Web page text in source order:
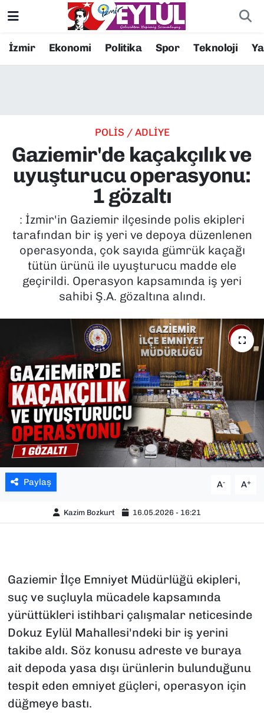
İzmir Ekonomi Politika Spor Teknoloji
POLİS / ADLİYE
Gaziemir'de kaçakçılık ve
uyuşturucu operasyonu:
1 gözaltı
: İzmir'in Gaziemir ilçesinde polis ekipleri
tarafından bir iş yeri ve depoya düzenlenen
operasyonda, çok sayıda gümrük kaçağı
tütün ürünü ile uyuşturucu madde ele
geçirildi. Operasyon kapsamında iş yeri
sahibi Ş.A. gözaltına alındı.
Paylaş A- A+
Kazim Bozkurt 16.05.2026 - 16:21
Gaziemir İlçe Emniyet Müdürlüğü ekipleri,
suç ve suçluyla mücadele kapsamında
yürüttükleri istihbari çalışmalar neticesinde
Dokuz Eylül Mahallesi'ndeki bir iş yerini
takibe aldı. Söz konusu adreste ve buraya
ait depoda yasa dışı ürünlerin bulunduğunu
tespit eden emniyet güçleri, operasyon için
düğmeye bastı.
Resmi İlanlar
EKONOMİ
KÜLTÜR SANAT
MAGAZİN
POLİTİKA
SAĞLIK
SPOR
TEKNOLOJİ
YAŞAM
YEREL YÖNETİMLER
Konak Nöbetçi Eczaneler
Süper Lig Puan Durumu ve Fikstür
Tüm Manşetler
Son Dakika Haberleri
Haber Arşivi